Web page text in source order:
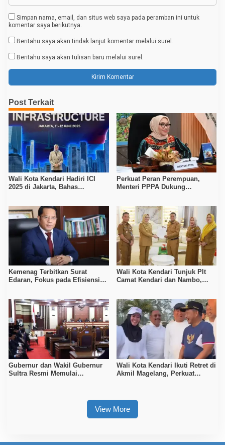
Simpan nama, email, dan situs web saya pada peramban ini untuk
komentar saya berikutnya.
Beritahu saya akan tindak lanjut komentar melalui surel.
Beritahu saya akan tulisan baru melalui surel.
Post Terkait
Wali Kota Kendari Hadiri ICI
2025 di Jakarta, Bahas
Perkuat Peran Perempuan,
Menteri PPPA Dukung
Kemenag Terbitkan Surat
Edaran, Fokus pada Efisiensi
Wali Kota Kendari Tunjuk Plt
Camat Kendari dan Nambo,
Gubernur dan Wakil Gubernur
Sultra Resmi Memulai
Wali Kota Kendari Ikuti Retret di
Akmil Magelang, Perkuat
View More